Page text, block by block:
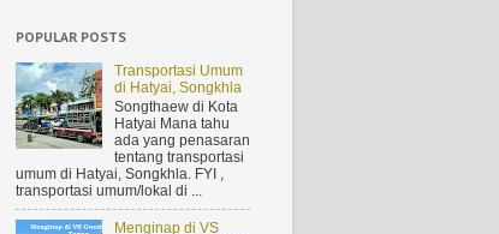
POPULAR POSTS
Transportasi Umum
di Hatyai, Songkhla
Songthaew di Kota
Hatyai Mana tahu
ada yang penasaran
tentang transportasi
umum di Hatyai, Songkhla. FYI ,
transportasi umum/lokal di ...
Menginap di VS